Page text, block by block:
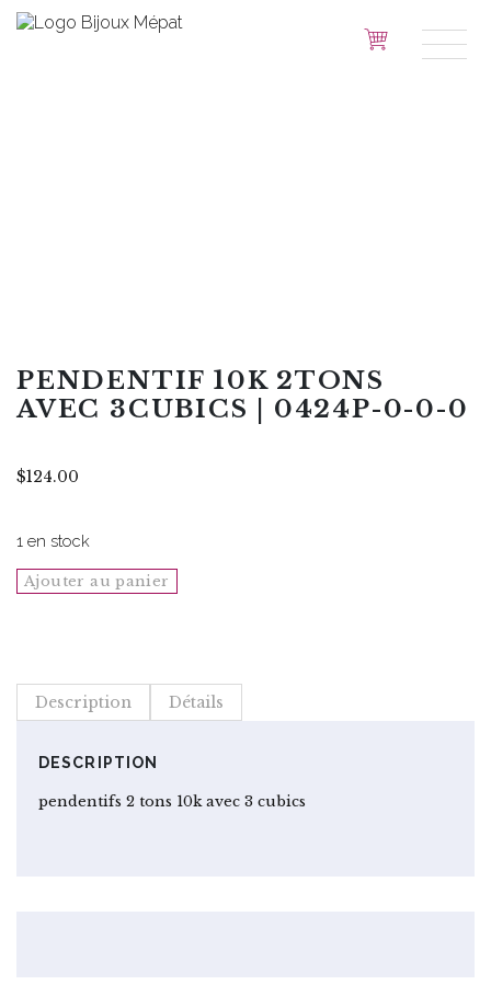
PENDENTIF 10K 2TONS
AVEC 3CUBICS | 0424P-0-0-0
$124.00
1 en stock
quantité
2TONS
AVEC
0424P-
Ajouter au panier
Description Détails
DESCRIPTION
pendentifs 2 tons 10k avec 3 cubics